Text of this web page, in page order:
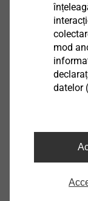
a aplica
încorporată în
cu o spatulă.
protecție
apoi trasă de
instrucțiunile
Transport
mod
datelor